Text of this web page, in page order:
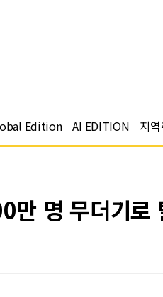
Edition AI EDITION 지
명 무더기로